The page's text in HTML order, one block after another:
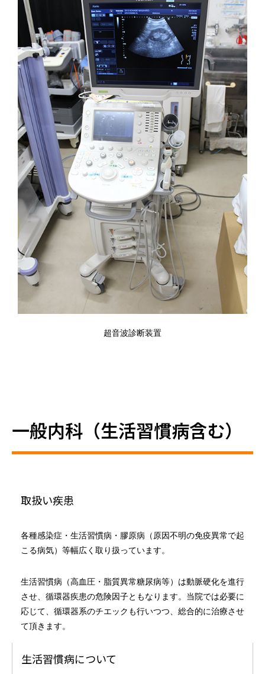
超音波診断装置
一般内科（生活習慣病含む）
取扱い疾患
各種感染症・生活習慣病・膠原病（原因不明の免疫異常で起
こる病気）等幅広く取り扱っています。
生活習慣病（高血圧・脂質異常糖尿病等）は動脈硬化を進行
させ、循環器疾患の危険因子ともなります。当院では必要に
応じて、循環器系のチエックも行いつつ、総合的に治療させ
て頂きます。
生活習慣病について